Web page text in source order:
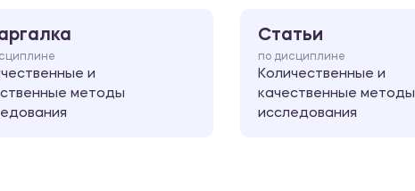
и
методы
Статьи
по дисциплине
Количественные и
качественные методы
исследования